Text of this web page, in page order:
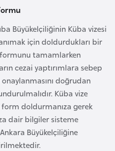
Büyükelçiliğinin Küba vizesi
için doldurdukları bir
tamamlarken
cezai yaptırımlara sebep
doğrudan
Küba vize
doldurmanıza gerek
dair bilgiler sisteme
Büyükelçiliğine